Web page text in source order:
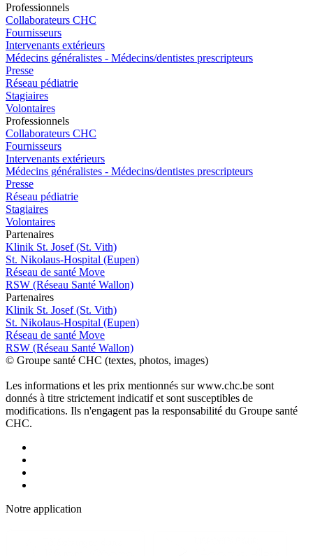
Professionnels
Collaborateurs CHC
Fournisseurs
Intervenants extérieurs
Médecins généralistes - Médecins/dentistes prescripteurs
Presse
Réseau pédiatrie
Stagiaires
Volontaires
Professionnels
Collaborateurs CHC
Fournisseurs
Intervenants extérieurs
Médecins généralistes - Médecins/dentistes prescripteurs
Presse
Réseau pédiatrie
Stagiaires
Volontaires
Partenaires
Klinik St. Josef (St. Vith)
St. Nikolaus-Hospital (Eupen)
Réseau de santé Move
RSW (Réseau Santé Wallon)
Partenaires
Klinik St. Josef (St. Vith)
St. Nikolaus-Hospital (Eupen)
Réseau de santé Move
RSW (Réseau Santé Wallon)
© Groupe santé CHC (textes, photos, images)
Les informations et les prix mentionnés sur www.chc.be sont
donnés à titre strictement indicatif et sont susceptibles de
modifications. Ils n'engagent pas la responsabilité du Groupe santé
CHC.
Notre application